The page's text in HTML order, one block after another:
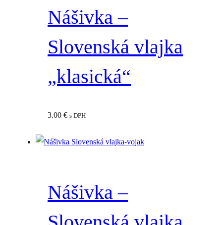
Nášivka –
Slovenská vlajka
„klasická“
3.00 € s DPH
Nášivka –